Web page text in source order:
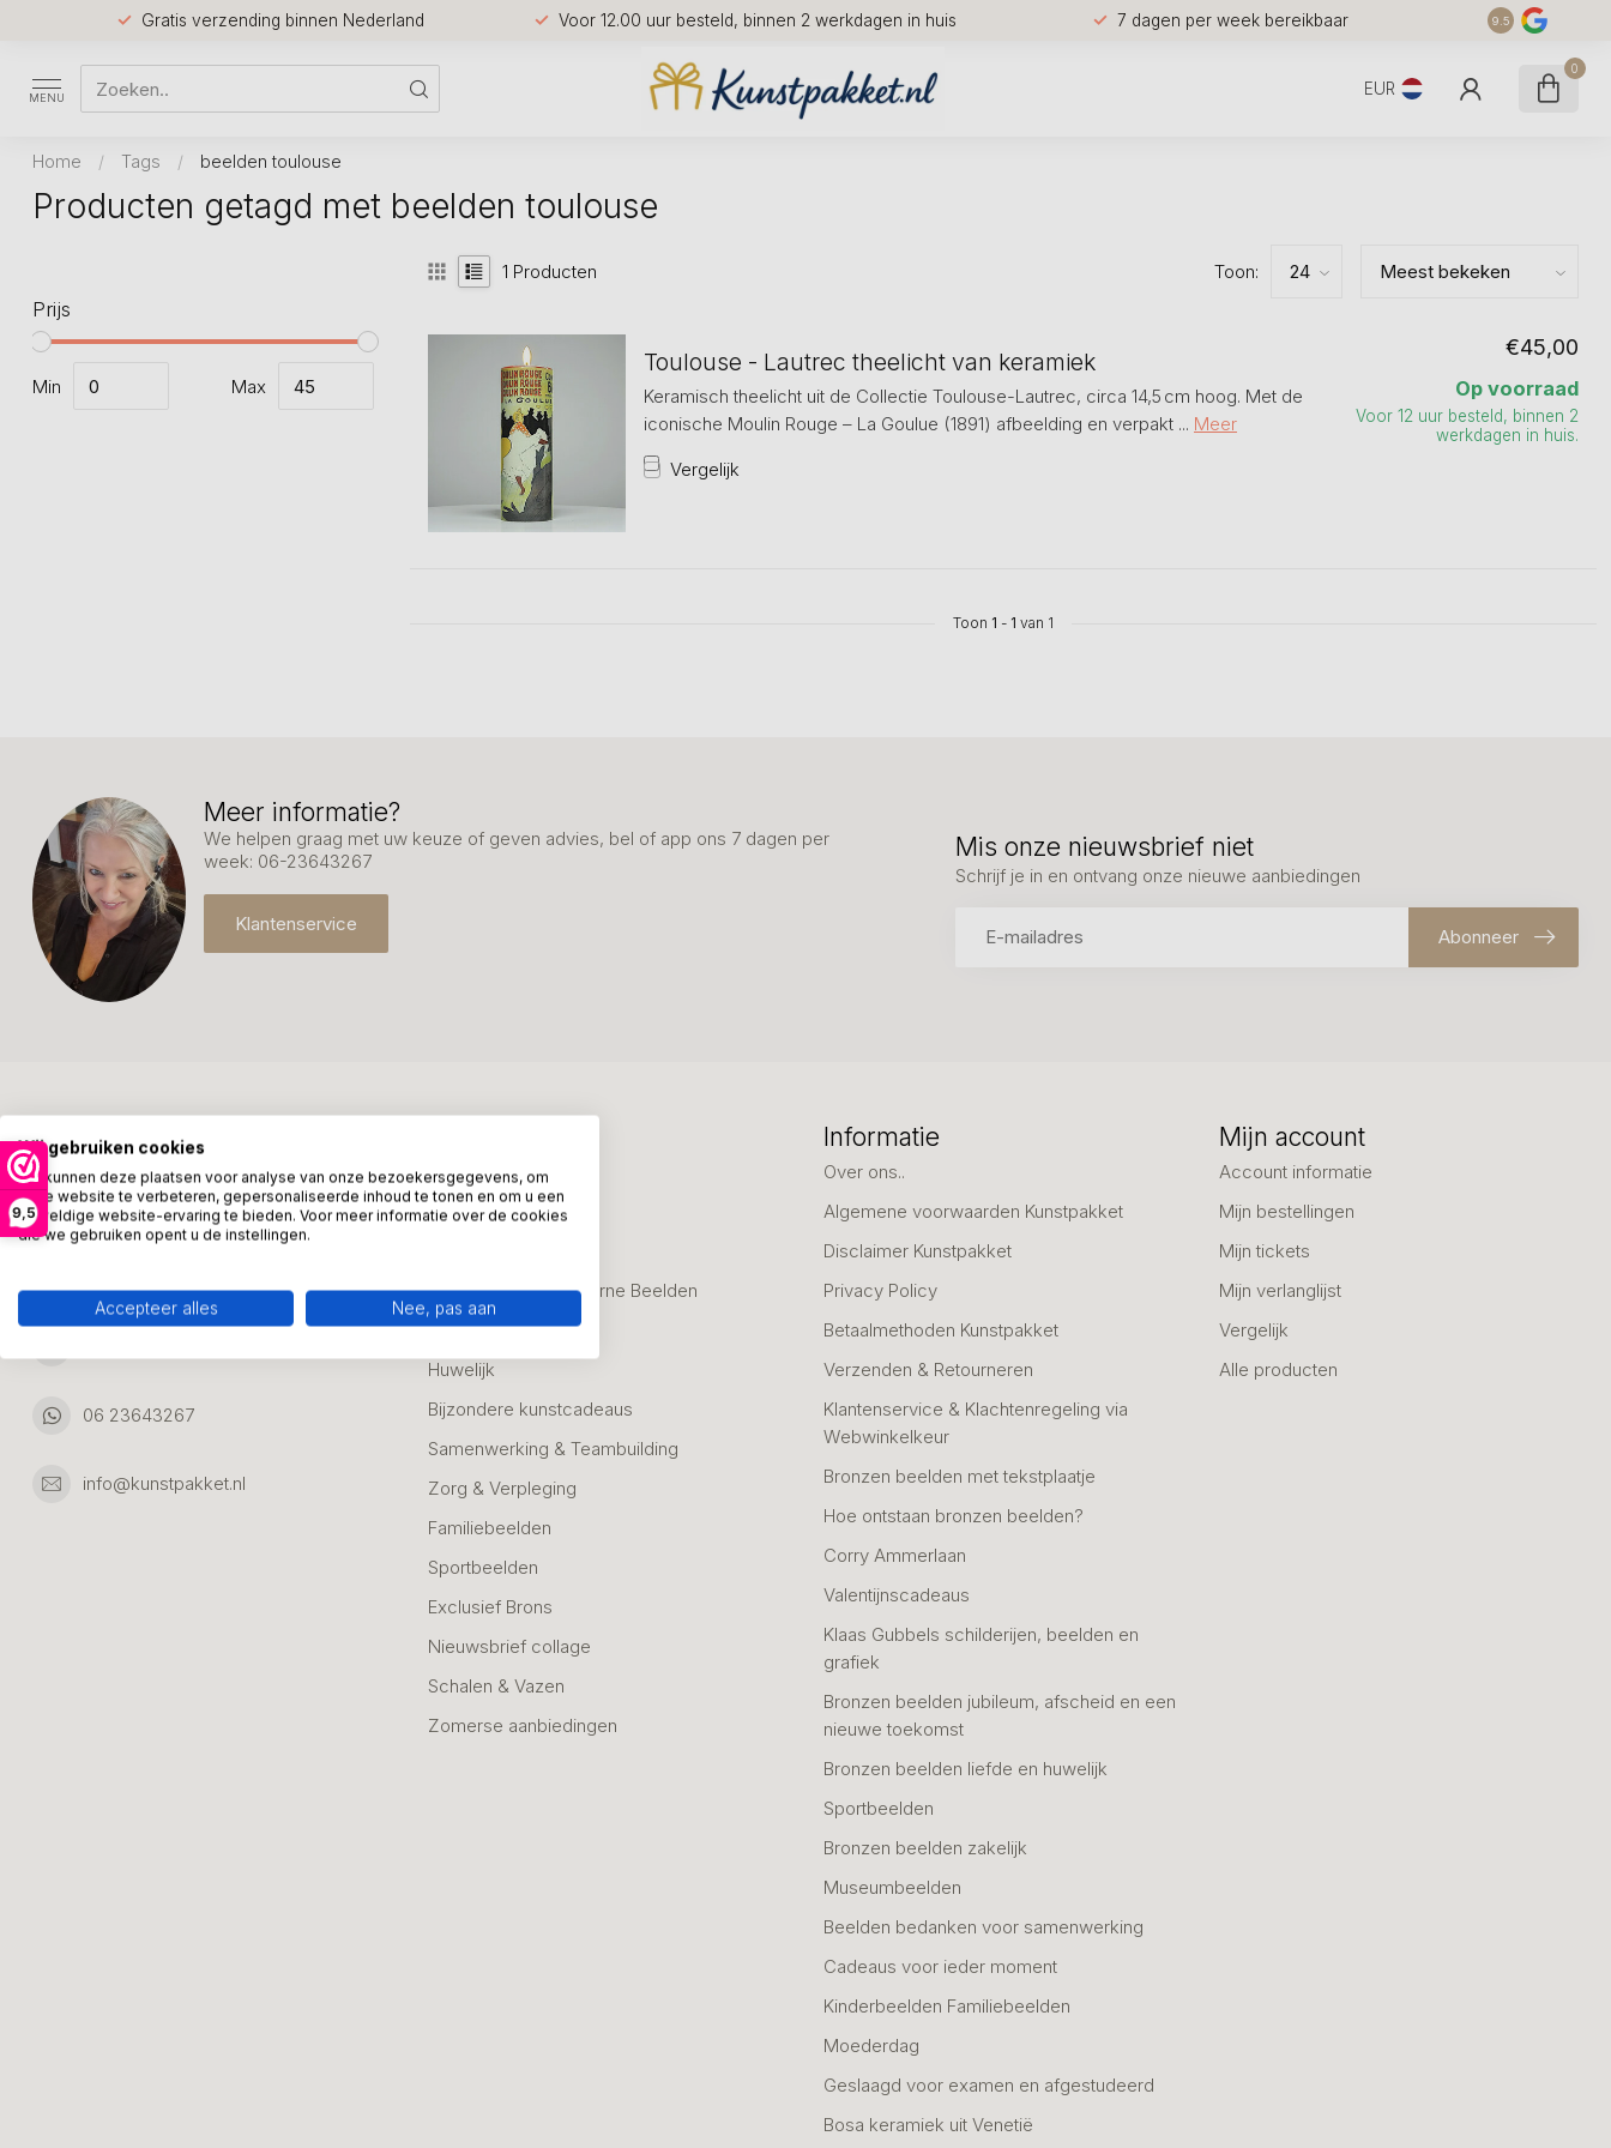
9,5
Gratis verzending binnen Nederland Voor 12.00 uur besteld, binnen 2 werkdagen in huis 7 dagen per week bereikbaar 9.5
MENU EUR
0
Home / Tags / beelden toulouse
Producten getagd met beelden toulouse
Prijs
Min Max
1 Producten Toon:
Toulouse - Lautrec theelicht van keramiek
Keramisch theelicht uit de Collectie Toulouse-Lautrec, circa 14,5 cm hoog. Met de
iconische Moulin Rouge – La Goulue (1891) afbeelding en verpakt ... Meer
Vergelijk
€45,00
Op voorraad
Voor 12 uur besteld, binnen 2
werkdagen in huis.
Toon 1 - 1 van 1
Meer informatie?
We helpen graag met uw keuze of geven advies, bel of app ons 7 dagen per
week: 06-23643267
Klantenservice
Mis onze nieuwsbrief niet
Schrijf je in en ontvang onze nieuwe aanbiedingen
Abonneer
Kunstpakket Nederland
Adresgegevens:
Ambachtsweg 46
06 23643267
info@kunstpakket.nl
Zakelijke Cadeaus
Bedanken
Alle Bronzen & Moderne Beelden
Geslaagd
Huwelijk
Bijzondere kunstcadeaus
Samenwerking & Teambuilding
Zorg & Verpleging
Familiebeelden
Sportbeelden
Exclusief Brons
Nieuwsbrief collage
Schalen & Vazen
Zomerse aanbiedingen
Informatie
Over ons..
Algemene voorwaarden Kunstpakket
Disclaimer Kunstpakket
Privacy Policy
Betaalmethoden Kunstpakket
Verzenden & Retourneren
Klantenservice & Klachtenregeling via
Webwinkelkeur
Bronzen beelden met tekstplaatje
Hoe ontstaan bronzen beelden?
Corry Ammerlaan
Valentijnscadeaus
Klaas Gubbels schilderijen, beelden en
grafiek
Bronzen beelden jubileum, afscheid en een
nieuwe toekomst
Bronzen beelden liefde en huwelijk
Sportbeelden
Bronzen beelden zakelijk
Museumbeelden
Beelden bedanken voor samenwerking
Cadeaus voor ieder moment
Kinderbeelden Familiebeelden
Moederdag
Geslaagd voor examen en afgestudeerd
Bosa keramiek uit Venetië
Mijn account
Account informatie
Mijn bestellingen
Mijn tickets
Mijn verlanglijst
Vergelijk
Alle producten
Wij gebruiken cookies
We kunnen deze plaatsen voor analyse van onze bezoekersgegevens, om
onze website te verbeteren, gepersonaliseerde inhoud te tonen en om u een
geweldige website-ervaring te bieden. Voor meer informatie over de cookies
die we gebruiken opent u de instellingen.
Accepteer alles Nee, pas aan